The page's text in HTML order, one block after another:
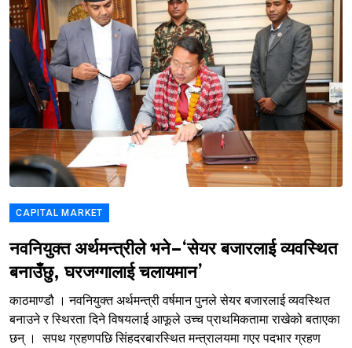
CAPITAL MARKET
नवनियुक्त अर्थमन्त्रीले भने–‘सेयर बजारलाई व्यवस्थित
बनाउँछु, घरजग्गालाई चलायमान’
काठमाण्डौ । नवनियुक्त अर्थमन्त्री वर्षमान पुनले सेयर बजारलाई व्यवस्थित
बनाउने र स्थिरता दिने विषयलाई आफूले उच्च प्राथमिकतामा राखेको बताएका
छन् । सपथ ग्रहणपछि सिंहदरबारस्थित मन्त्रालयमा गएर पदभार ग्रहण